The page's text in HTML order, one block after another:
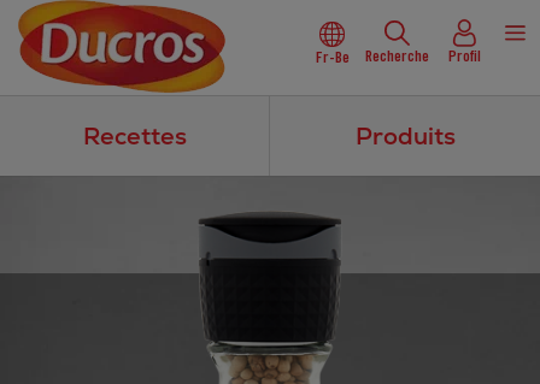
Fr-Be Recherche Profil
Recettes Produits